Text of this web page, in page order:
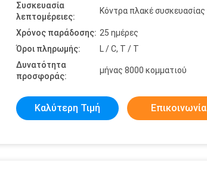
Συσκευασία
λεπτομέρειες:
Κόντρα πλακέ συσκευασίας
Χρόνος παράδοσης: 25 ημέρες
Όροι πληρωμής:
L / C, T / T
Δυνατότητα
προσφοράς:
μήνας 8000 κομματιού
Καλύτερη Τιμή Επικοινωνία